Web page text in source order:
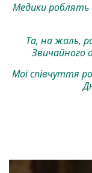
Медики роблять
Та, на жаль,
Звичайного
Мої співчуття